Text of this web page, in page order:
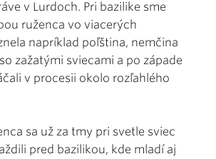
v Lurdoch. Pri bazilike sme
ruženca vo viacerých
napríklad poľština, nemčina
zažatými sviecami a po západe
v procesii okolo rozľahlého
sa už za tmy pri svetle sviec
pred bazilikou, kde mladí aj